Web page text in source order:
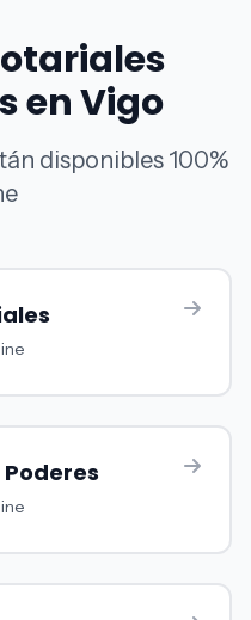
en Vigo
disponibles 100%